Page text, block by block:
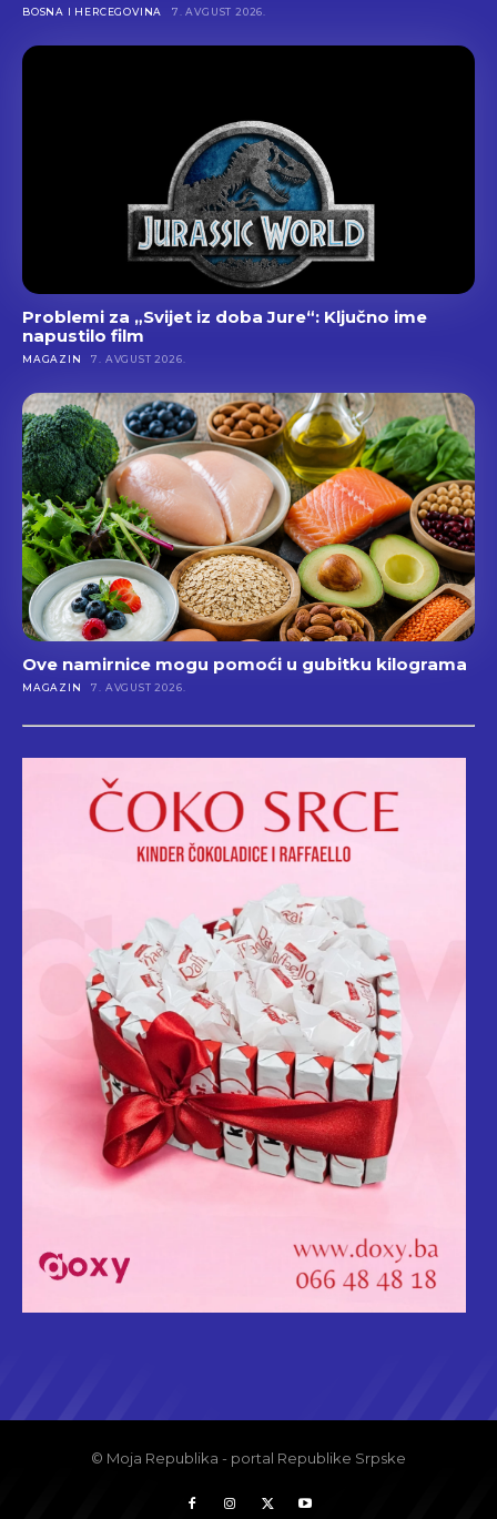
BOSNA I HERCEGOVINA 7. AVGUST 2026.
Problemi za „Svijet iz doba Jure“: Ključno ime
napustilo film
MAGAZIN 7. AVGUST 2026.
Ove namirnice mogu pomoći u gubitku kilograma
MAGAZIN 7. AVGUST 2026.
© Moja Republika - portal Republike Srpske